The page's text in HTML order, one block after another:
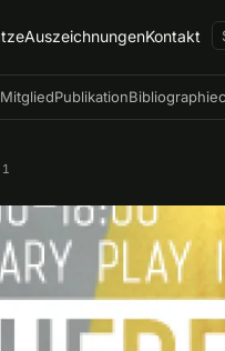
AuszeichnungenKontakt
MitgliedPublikationBibliographie